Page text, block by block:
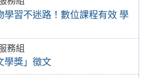
學習不迷路！數位課程有效 學
務組
學獎」徵文